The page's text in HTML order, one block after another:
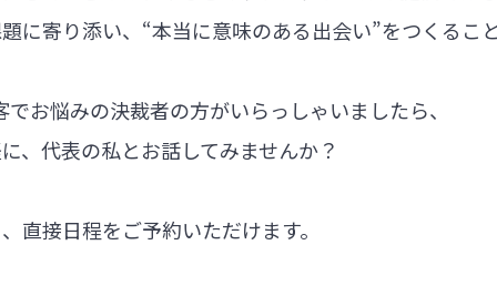
に寄り添い、“本当に意味のある出会い”をつくるこ
お悩みの決裁者の方がいらっしゃいましたら、
、代表の私とお話してみませんか？
直接日程をご予約いただけます。